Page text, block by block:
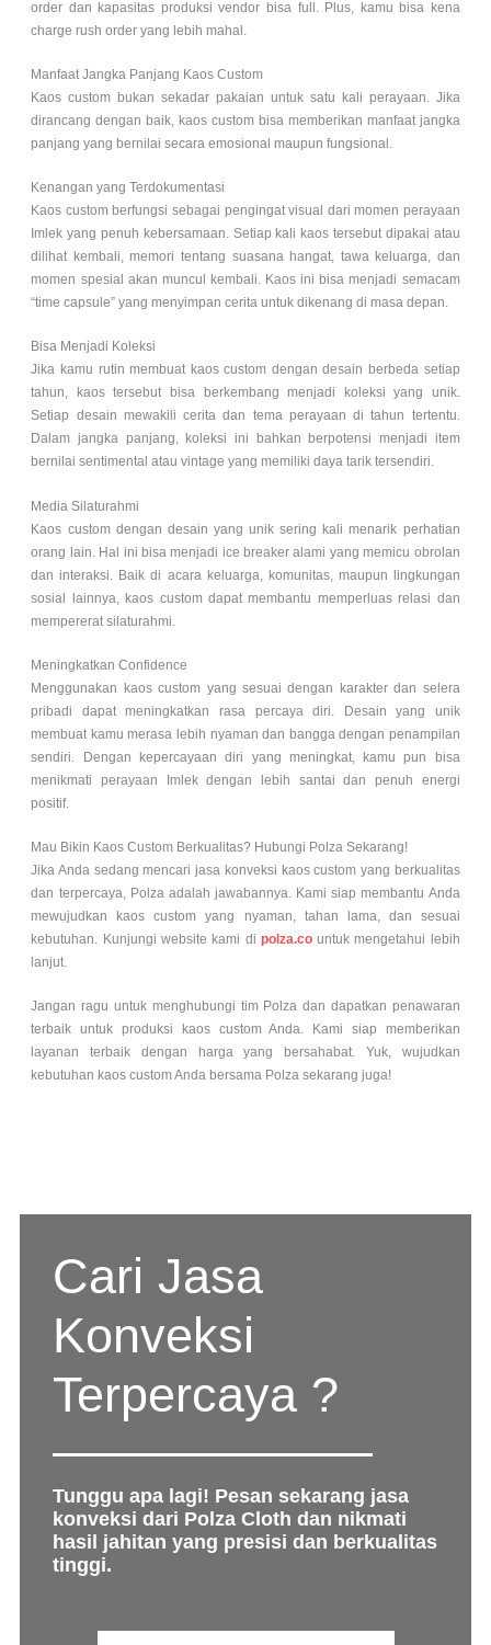
order dan kapasitas produksi vendor bisa full. Plus, kamu bisa kena
charge rush order yang lebih mahal.
Manfaat Jangka Panjang Kaos Custom
Kaos custom bukan sekadar pakaian untuk satu kali perayaan. Jika
dirancang dengan baik, kaos custom bisa memberikan manfaat jangka
panjang yang bernilai secara emosional maupun fungsional.
Kenangan yang Terdokumentasi
Kaos custom berfungsi sebagai pengingat visual dari momen perayaan
Imlek yang penuh kebersamaan. Setiap kali kaos tersebut dipakai atau
dilihat kembali, memori tentang suasana hangat, tawa keluarga, dan
momen spesial akan muncul kembali. Kaos ini bisa menjadi semacam
“time capsule” yang menyimpan cerita untuk dikenang di masa depan.
Bisa Menjadi Koleksi
Jika kamu rutin membuat kaos custom dengan desain berbeda setiap
tahun, kaos tersebut bisa berkembang menjadi koleksi yang unik.
Setiap desain mewakili cerita dan tema perayaan di tahun tertentu.
Dalam jangka panjang, koleksi ini bahkan berpotensi menjadi item
bernilai sentimental atau vintage yang memiliki daya tarik tersendiri.
Media Silaturahmi
Kaos custom dengan desain yang unik sering kali menarik perhatian
orang lain. Hal ini bisa menjadi ice breaker alami yang memicu obrolan
dan interaksi. Baik di acara keluarga, komunitas, maupun lingkungan
sosial lainnya, kaos custom dapat membantu memperluas relasi dan
mempererat silaturahmi.
Meningkatkan Confidence
Menggunakan kaos custom yang sesuai dengan karakter dan selera
pribadi dapat meningkatkan rasa percaya diri. Desain yang unik
membuat kamu merasa lebih nyaman dan bangga dengan penampilan
sendiri. Dengan kepercayaan diri yang meningkat, kamu pun bisa
menikmati perayaan Imlek dengan lebih santai dan penuh energi
positif.
Mau Bikin Kaos Custom Berkualitas? Hubungi Polza Sekarang!
Jika Anda sedang mencari jasa konveksi kaos custom yang berkualitas
dan terpercaya, Polza adalah jawabannya. Kami siap membantu Anda
mewujudkan kaos custom yang nyaman, tahan lama, dan sesuai
kebutuhan. Kunjungi website kami di polza.co untuk mengetahui lebih
lanjut.
Jangan ragu untuk menghubungi tim Polza dan dapatkan penawaran
terbaik untuk produksi kaos custom Anda. Kami siap memberikan
layanan terbaik dengan harga yang bersahabat. Yuk, wujudkan
kebutuhan kaos custom Anda bersama Polza sekarang juga!
Cari Jasa
Konveksi
Terpercaya ?
Tunggu apa lagi! Pesan sekarang jasa
konveksi dari Polza Cloth dan nikmati
hasil jahitan yang presisi dan berkualitas
tinggi.